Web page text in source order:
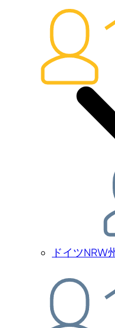
ドイツNRW